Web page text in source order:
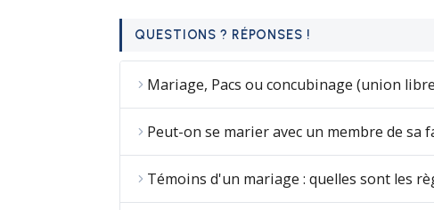
QUESTIONS ? RÉPONSES !
Mariage, Pacs ou concubinage (union
Peut-on se marier avec un membre de sa
Témoins d'un mariage : quelles sont les